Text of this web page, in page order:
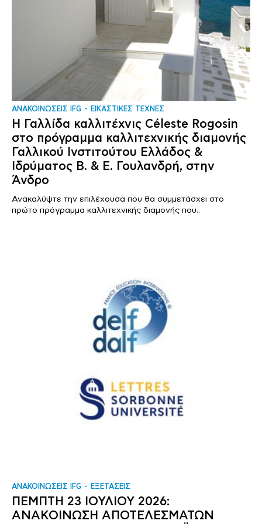
ΑΝΑΚΟΙΝΩΣΕΙΣ IFG ΕΙΚΑΣΤΙΚΕΣ ΤΕΧΝΕΣ
Η Γαλλίδα καλλιτέχνις Céleste Rogosin
στο πρόγραμμα καλλιτεχνικής διαμονής
Γαλλικού Ινστιτούτου Ελλάδος &
Ιδρύματος Β. & Ε. Γουλανδρή, στην
Άνδρο
Ανακαλύψτε την επιλέχουσα που θα συμμετάσχει στο
πρώτο πρόγραμμα καλλιτεχνικής διαμονής που..
ΑΝΑΚΟΙΝΩΣΕΙΣ IFG ΕΞΕΤΑΣΕΙΣ
ΠΕΜΠΤΗ 23 ΙΟΥΛΙΟΥ 2026:
ΑΝΑΚΟΙΝΩΣΗ ΑΠΟΤΕΛΕΣΜΑΤΩΝ